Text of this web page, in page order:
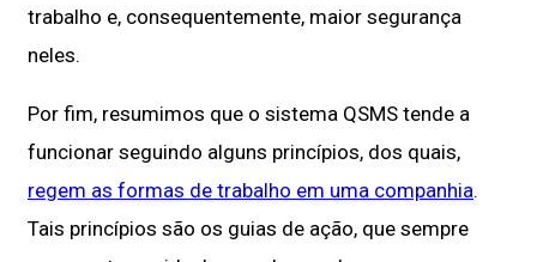
trabalho e, consequentemente, maior segurança
neles.
Por fim, resumimos que o sistema QSMS tende a
funcionar seguindo alguns princípios, dos quais,
regem as formas de trabalho em uma companhia.
Tais princípios são os guias de ação, que sempre